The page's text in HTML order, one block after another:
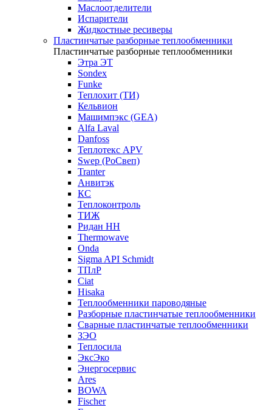
Маслоотделители
Испарители
Жидкостные ресиверы
Пластинчатые разборные теплообменники
Пластинчатые разборные теплообменники
Этра ЭТ
Sondex
Funke
Теплохит (ТИ)
Кельвион
Машимпэкс (GEA)
Alfa Laval
Danfoss
Теплотекс APV
Swep (РоСвеп)
Tranter
Анвитэк
КС
Теплоконтроль
ТИЖ
Ридан НН
Thermowave
Onda
Sigma API Schmidt
ТПлР
Ciat
Hisaka
Теплообменники пароводяные
Разборные пластинчатые теплообменники
Сварные пластинчатые теплообменники
ЗЭО
Теплосила
ЭксЭко
Энергосервис
Ares
BOWA
Fischer